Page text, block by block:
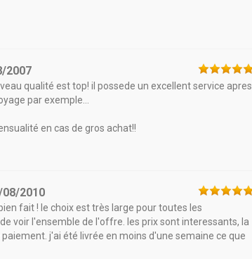
2007
qualité est top! il possede un excellent service apres
par exemple...
en cas de gros achat!!
08/2010
fait ! le choix est très large pour toutes les
voir l'ensemble de l'offre. les prix sont interessants, la
j'ai été livrée en moins d'une semaine ce que